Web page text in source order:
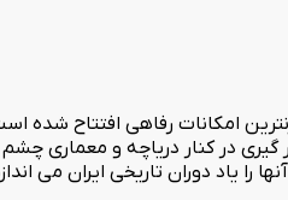
ستاره جمشید در یکی از خوش آب و هواترین نقاط کرمانشاه در
گیری در کنار دریاچه و معماری
را یاد دوران تاریخی ایران می